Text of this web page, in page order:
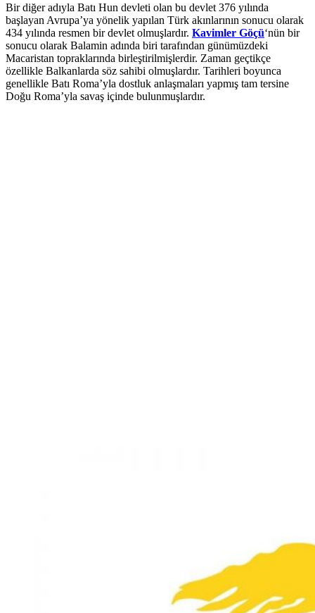
Bir diğer adıyla Batı Hun devleti olan bu devlet 376 yılında
başlayan Avrupa’ya yönelik yapılan Türk akınlarının sonucu olarak
434 yılında resmen bir devlet olmuşlardır. Kavimler Göçü‘nün bir
sonucu olarak Balamin adında biri tarafından günümüzdeki
Macaristan topraklarında birleştirilmişlerdir. Zaman geçtikçe
özellikle Balkanlarda söz sahibi olmuşlardır. Tarihleri boyunca
genellikle Batı Roma’yla dostluk anlaşmaları yapmış tam tersine
Doğu Roma’yla savaş içinde bulunmuşlardır.